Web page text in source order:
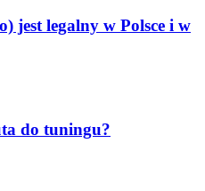
jest legalny w Polsce i w
do tuningu?